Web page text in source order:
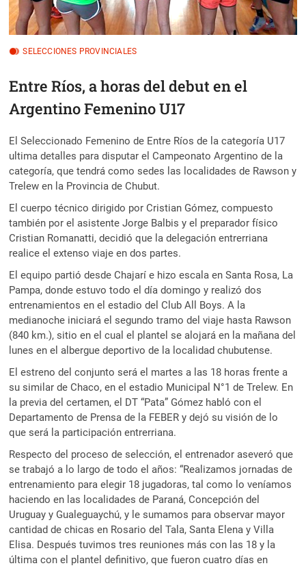
SELECCIONES PROVINCIALES
Entre Ríos, a horas del debut en el
Argentino Femenino U17
El Seleccionado Femenino de Entre Ríos de la categoría U17
ultima detalles para disputar el Campeonato Argentino de la
categoría, que tendrá como sedes las localidades de Rawson y
Trelew en la Provincia de Chubut.
El cuerpo técnico dirigido por Cristian Gómez, compuesto
también por el asistente Jorge Balbis y el preparador físico
Cristian Romanatti, decidió que la delegación entrerriana
realice el extenso viaje en dos partes.
El equipo partió desde Chajarí e hizo escala en Santa Rosa, La
Pampa, donde estuvo todo el día domingo y realizó dos
entrenamientos en el estadio del Club All Boys. A la
medianoche iniciará el segundo tramo del viaje hasta Rawson
(840 km.), sitio en el cual el plantel se alojará en la mañana del
lunes en el albergue deportivo de la localidad chubutense.
El estreno del conjunto será el martes a las 18 horas frente a
su similar de Chaco, en el estadio Municipal N°1 de Trelew. En
la previa del certamen, el DT “Pata” Gómez habló con el
Departamento de Prensa de la FEBER y dejó su visión de lo
que será la participación entrerriana.
Respecto del proceso de selección, el entrenador aseveró que
se trabajó a lo largo de todo el años: “Realizamos jornadas de
entrenamiento para elegir 18 jugadoras, tal como lo veníamos
haciendo en las localidades de Paraná, Concepción del
Uruguay y Gualeguaychú, y le sumamos para observar mayor
cantidad de chicas en Rosario del Tala, Santa Elena y Villa
Elisa. Después tuvimos tres reuniones más con las 18 y la
última con el plantel definitivo, que fueron cuatro días en